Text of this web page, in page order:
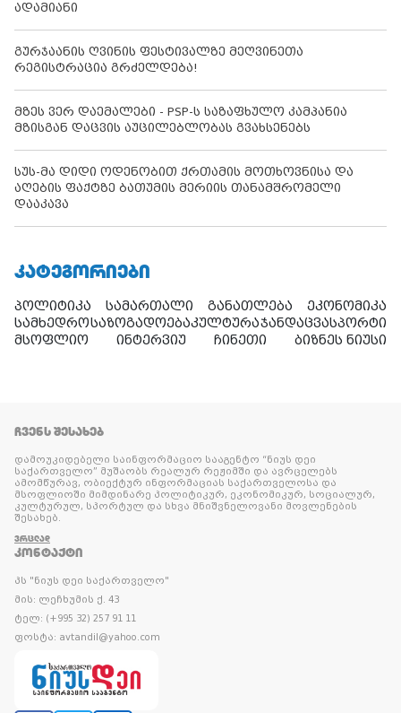
ადამიანი
გურჯაანის ღვინის ფესტივალზე მეღვინეთა
რეგისტრაცია გრძელდება!
მზეს ვერ დაემალები - PSP-ს საზაფხულო კამპანია
მზისგან დაცვის აუცილებლობას გვახსენებს
სუს-მა დიდი ოდენობით ქრთამის მოთხოვნისა და
აღების ფაქტზე ბათუმის მერიის თანამშრომელი
დააკავა
ᲙᲐᲢᲔᲒᲝᲠᲘᲔᲑᲘ
პოლიტიკა სამართალი განათლება
ეკონომიკა
სამხედროსაზოგადოებაკულტურაჯანდაცვასპორტი
მსოფლიო
ინტერვიუ ჩინეთი ბიზნეს ნიუსი
ᲩᲕᲔᲜᲡ ᲨᲔᲡᲐᲮᲔᲑ
დამოუკიდებელი საინფორმაციო სააგენტო “ნიუს დეი
საქართველო” მუშაობს რეალურ რეჟიმში და ავრცელებს
ამომწურავ, ობიექტურ ინფორმაციას საქართველოსა და
მსოფლიოში მიმდინარე პოლიტიკურ, ეკონომიკურ, სოციალურ,
კულტურულ, სპორტულ და სხვა მნიშვნელოვანი მოვლენების
შესახებ.
ᲕᲠᲪᲚᲐᲓ
ᲙᲝᲜᲢᲐᲥᲢᲘ
პს "ნიუს დეი საქართველო"
მის: ლეჩხუმის ქ. 43
ტელ: (+995 32) 257 91 11
ფოსტა: avtandil@yahoo.com